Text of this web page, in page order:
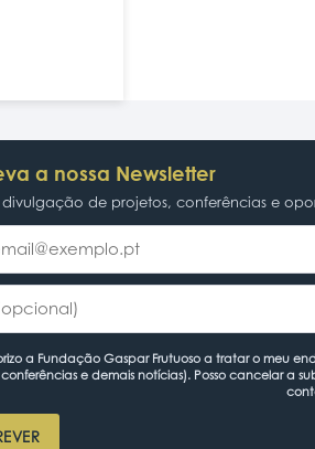
a nossa Newsletter
de projetos, conferências e
a Fundação Gaspar Frutuoso a tratar o meu
conferências e demais notícias). Posso cancelar a